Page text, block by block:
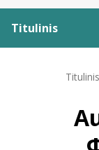
Titulinis
ELVIS atvyksta
Titulinis